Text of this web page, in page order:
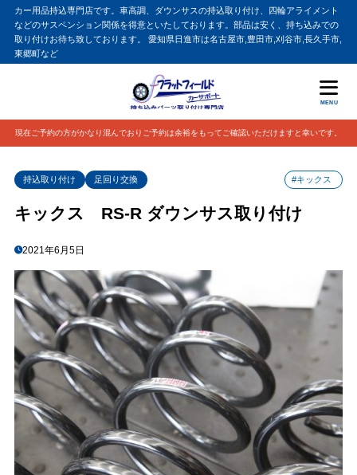
カー用品持込専門店です。車高調、ダウンサスの持込取り付け、四輪アライメント
などのサスペンション関係を得意といたしております。部品は安く、持ち込みでの
取り付けお待ち致しております。 愛知県日進市は名古屋市,豊田市,刈谷市,長久手市,
東郷町など
MENU
現在ご予約の方がかなり混んでおりご予約は余裕をもってご確認いただけますと幸いです。
持込取り付け 足回り交換 #キックス
キックス RS-R ダウンサス取り付け
2021年6月5日